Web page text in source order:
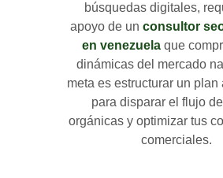
búsquedas digitales,
apoyo de un consultor
en venezuela que
dinámicas del mercado
meta es estructurar un plan
para disparar el flujo
orgánicas y optimizar tus
comerciales.